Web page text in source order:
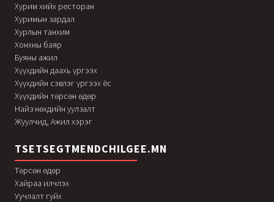
Хурим хийх ресторан
Хуримын зардал
Хурлын танхим
Хонхны баяр
Буяны ажил
Хүүхдийн даахь үргээх
Хүүхдийн сэвлэг үргээх ёс
Хүүхдийн төрсөн өдөр
Найз нөхдийн уулзалт
Жуулчид, Ажил хэрэг
TSETSEGTMENDCHILGEE.MN
Төрсөн өдөр
Хайраа илчлэх
Уучлалт гуйх